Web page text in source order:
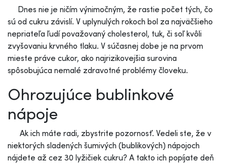
Dnes nie je ničím výnimočným, že rastie počet tých, čo
sú od cukru závislí. V uplynulých rokoch bol za najväčšieho
nepriateľa ľudí považovaný cholesterol, tuk, či soľ kvôli
zvyšovaniu krvného tlaku. V súčasnej dobe je na prvom
mieste práve cukor, ako najrizikovejšia surovina
spôsobujúca nemalé zdravotné problémy človeku.
Ohrozujúce bublinkové
nápoje
Ak ich máte radi, zbystrite pozornosť. Vedeli ste, že v
niektorých sladených šumivých (bublikových) nápojoch
nájdete až cez 30 lyžičiek cukru? A takto ich popíjate deň